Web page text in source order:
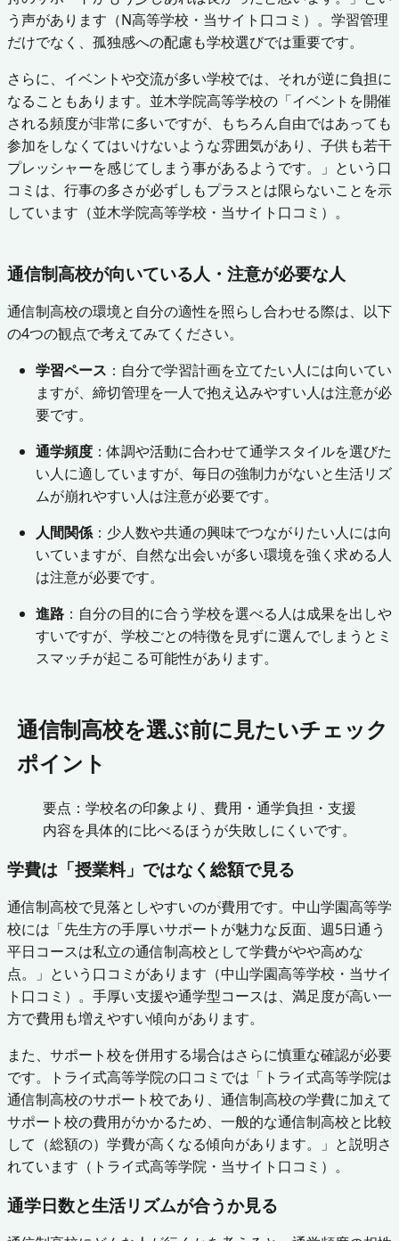
う声があります（N高等学校・当サイト口コミ）。学習管理
だけでなく、孤独感への配慮も学校選びでは重要です。
さらに、イベントや交流が多い学校では、それが逆に負担に
なることもあります。並木学院高等学校の「イベントを開催
される頻度が非常に多いですが、もちろん自由ではあっても
参加をしなくてはいけないような雰囲気があり、子供も若干
プレッシャーを感じてしまう事があるようです。」という口
コミは、行事の多さが必ずしもプラスとは限らないことを示
しています（並木学院高等学校・当サイト口コミ）。
通信制高校が向いている人・注意が必要な人
通信制高校の環境と自分の適性を照らし合わせる際は、以下
の4つの観点で考えてみてください。
学習ペース ：自分で学習計画を立てたい人には向いてい
ますが、締切管理を一人で抱え込みやすい人は注意が必
要です。
通学頻度 ：体調や活動に合わせて通学スタイルを選びた
い人に適していますが、毎日の強制力がないと生活リズ
ムが崩れやすい人は注意が必要です。
人間関係：少人数や共通の興味でつながりたい人には向
いていますが、自然な出会いが多い環境を強く求める人
は注意が必要です。
進路 ：自分の目的に合う学校を選べる人は成果を出しや
すいですが、学校ごとの特徴を見ずに選んでしまうとミ
スマッチが起こる可能性があります。
通信制高校を選ぶ前に見たいチェック
ポイント
要点：学校名の印象より、費用・通学負担・支援
内容を具体的に比べるほうが失敗しにくいです。
学費は「授業料」ではなく総額で見る
通信制高校で見落としやすいのが費用です。中山学園高等学
校には「先生方の手厚いサポートが魅力な反面、週5日通う
平日コースは私立の通信制高校として学費がやや高めな
点。」という口コミがあります（中山学園高等学校・当サイ
ト口コミ）。手厚い支援や通学型コースは、満足度が高い一
方で費用も増えやすい傾向があります。
また、サポート校を併用する場合はさらに慎重な確認が必要
です。トライ式高等学院の口コミでは「トライ式高等学院は
通信制高校のサポート校であり、通信制高校の学費に加えて
サポート校の費用がかかるため、一般的な通信制高校と比較
して（総額の）学費が高くなる傾向があります。」と説明さ
れています（トライ式高等学院・当サイト口コミ）。
通学日数と生活リズムが合うか見る